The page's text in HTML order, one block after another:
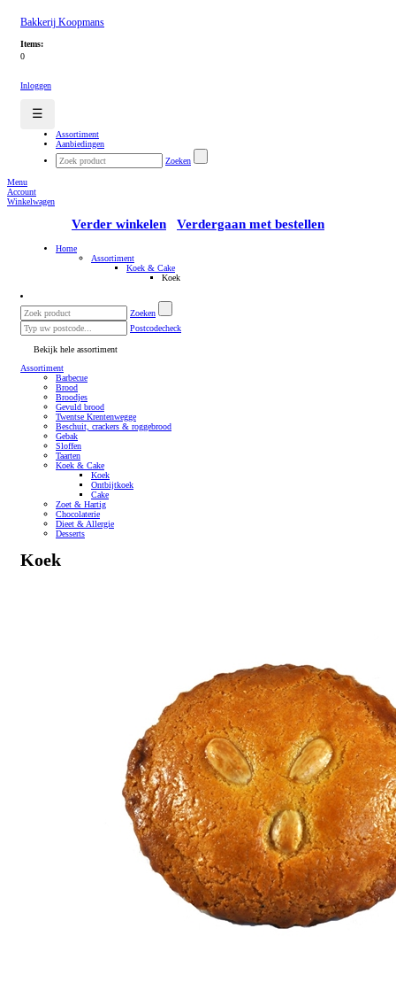
Bakkerij Koopmans
Items:
0
Inloggen
☰
Assortiment
Aanbiedingen
Zoeken
Menu
Account
Winkelwagen
Verder winkelen Verdergaan met bestellen
Home
Assortiment
Koek & Cake
Koek
Zoeken
Postcodecheck
Bekijk hele assortiment
Assortiment
Barbecue
Brood
Broodjes
Gevuld brood
Twentse Krentenwegge
Beschuit, crackers & roggebrood
Gebak
Sloffen
Taarten
Koek & Cake
Koek
Ontbijtkoek
Cake
Zoet & Hartig
Chocolaterie
Dieet & Allergie
Desserts
Koek